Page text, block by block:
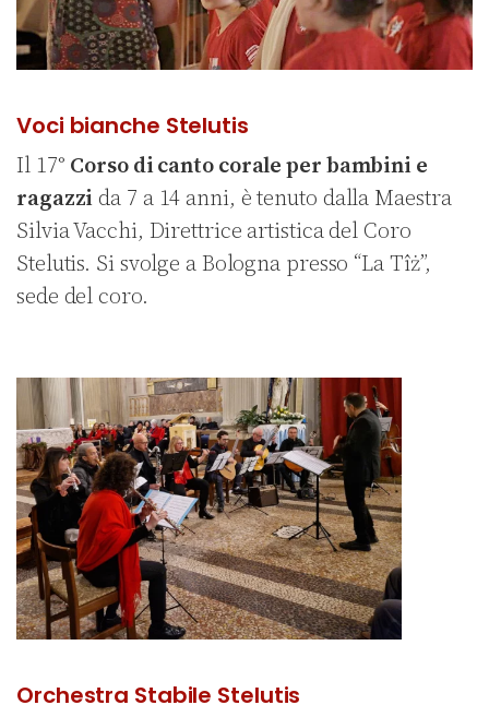
Voci bianche Stelutis
Il 17° Corso di canto corale per bambini e
ragazzida 7 a 14 anni, è tenuto dalla Maestra
Silvia Vacchi, Direttrice artistica del Coro
Stelutis. Si svolge a Bologna presso “La Tîż”,
sede del coro.
Orchestra Stabile Stelutis